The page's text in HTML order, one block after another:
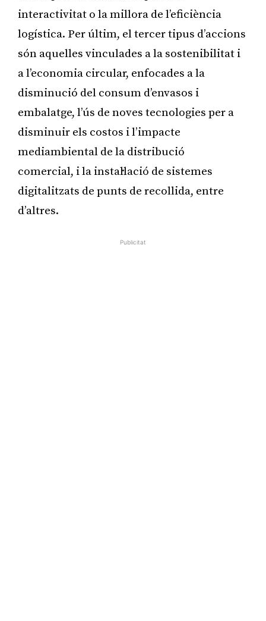
interactivitat o la millora de l’eficiència
logística. Per últim, el tercer tipus d’accions
són aquelles vinculades a la sostenibilitat i
a l’economia circular, enfocades a la
disminució del consum d’envasos i
embalatge, l’ús de noves tecnologies per a
disminuir els costos i l’impacte
mediambiental de la distribució
comercial, i la instal·lació de sistemes
digitalitzats de punts de recollida, entre
d’altres.
Publicitat